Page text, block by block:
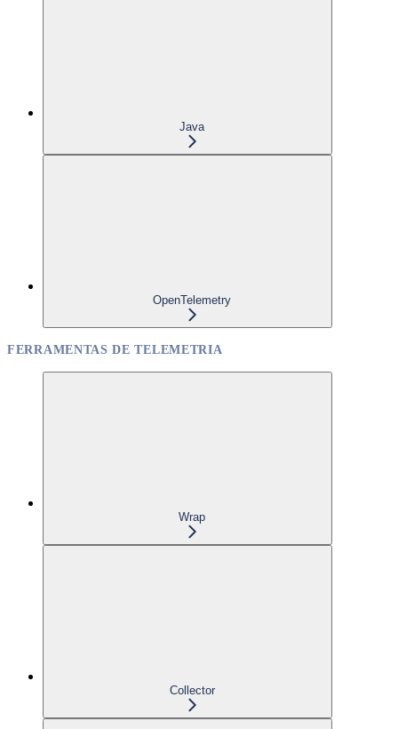
Java
OpenTelemetry
FERRAMENTAS DE TELEMETRIA
Wrap
Collector